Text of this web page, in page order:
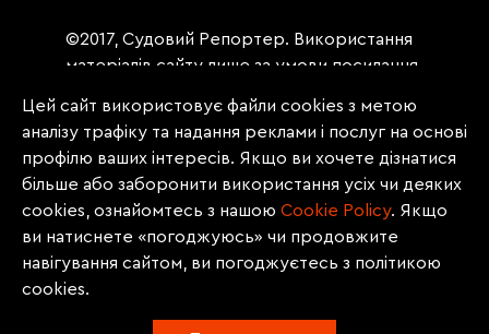
©2017, Судовий Репортер. Використання
матеріалів сайту лише за умови посилання
«Судовий репортер» не нижче третього
абзацу. Матеріали, щодо яких міститься
заборона на повну републікацію
(передрук, копіювання, відтворення або
інше використання), заборонено
передруковувати без згоди редакції.
Матеріали з позначкою PROMOTED, ЗА
Цей сайт використовує файли cookies з метою
аналізу трафіку та надання реклами і послуг на основі
профілю ваших інтересів. Якщо ви хочете дізнатися
більше або заборонити використання усіх чи деяких
cookies, ознайомтесь з нашою Сookie Policy. Якщо
ви натиснете «погоджуюсь» чи продовжите
навігування сайтом, ви погоджуєтесь з політикою
cookies.